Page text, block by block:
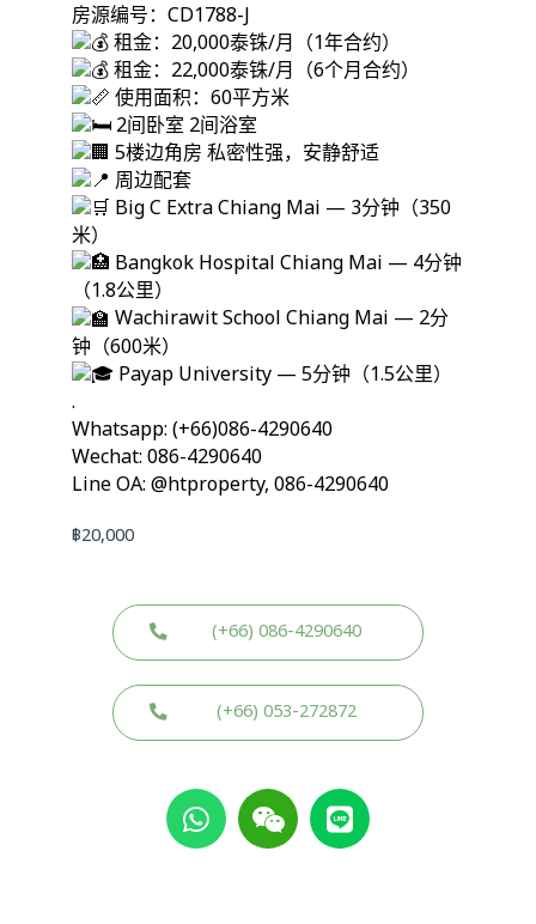
房源编号：CD1788-J
租金：20,000泰铢/月（1年合约）
租金：22,000泰铢/月（6个月合约）
使用面积：60平方米
2间卧室 2间浴室
5楼边角房 私密性强，安静舒适
周边配套
Big C Extra Chiang Mai — 3分钟（350
米）
Bangkok Hospital Chiang Mai — 4分钟
（1.8公里）
Wachirawit School Chiang Mai — 2分
钟（600米）
Payap University — 5分钟（1.5公里）
.
Whatsapp: (+66)086-4290640
Wechat: 086-4290640
Line OA: @htproperty, 086-4290640
฿20,000
(+66) 086-4290640
(+66) 053-272872
W
h
a
W
e
i
L
i
n